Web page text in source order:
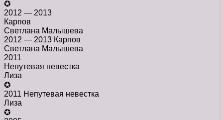
✪
2012 — 2013
Карпов
Светлана Малышева
2012 — 2013 Карпов
Светлана Малышева
2011
Непутевая невестка
Лиза
✪
2011 Непутевая невестка
Лиза
✪